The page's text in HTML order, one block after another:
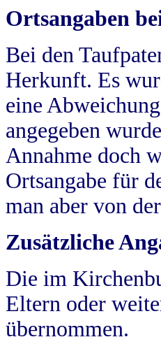
Ortsangaben
Bei den
Herkunft. Es
eine
angegeben
Annahme doch
Ortsangabe für
man aber von
Zusätzliche
Die im
Eltern oder
übernommen.